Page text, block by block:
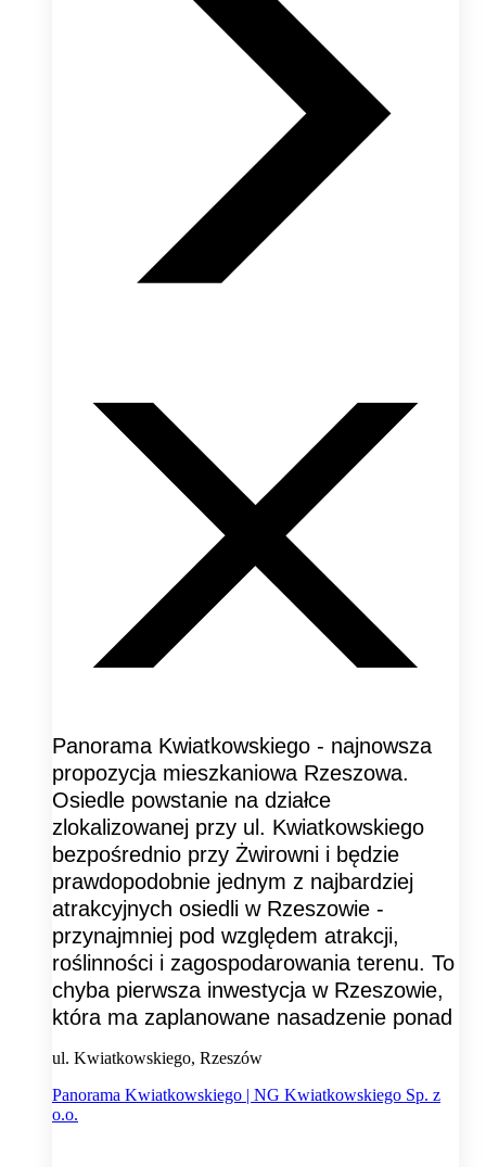
Panorama Kwiatkowskiego - najnowsza
propozycja mieszkaniowa Rzeszowa.
Osiedle powstanie na działce
zlokalizowanej przy ul. Kwiatkowskiego
bezpośrednio przy Żwirowni i będzie
prawdopodobnie jednym z najbardziej
atrakcyjnych osiedli w Rzeszowie -
przynajmniej pod względem atrakcji,
roślinności i zagospodarowania terenu. To
chyba pierwsza inwestycja w Rzeszowie,
która ma zaplanowane nasadzenie ponad
ul. Kwiatkowskiego, Rzeszów
Panorama Kwiatkowskiego | NG Kwiatkowskiego Sp. z
o.o.